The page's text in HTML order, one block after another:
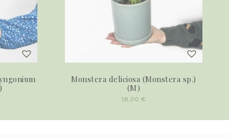
Monstera deliciosa (Monstera sp.)
(M)
18,00 €